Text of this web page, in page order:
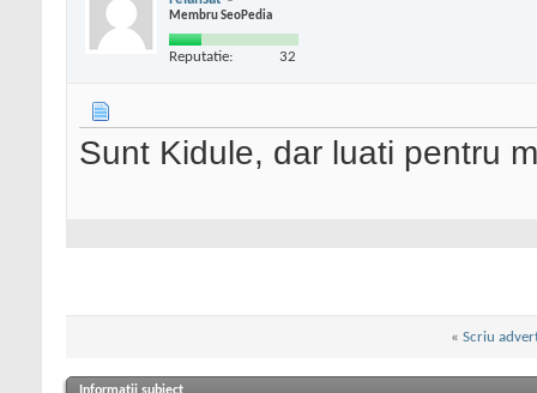
Membru SeoPedia
Reputatie: 32
Sunt Kidule, dar luati pentru
« Scriu